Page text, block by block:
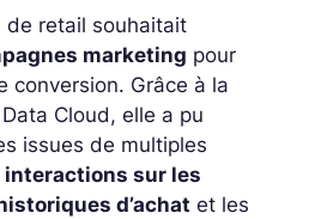
de retail souhaitait
marketing pour
conversion. Grâce à la
Cloud, elle a pu
issues de multiples
interactions sur les
d’achat et les